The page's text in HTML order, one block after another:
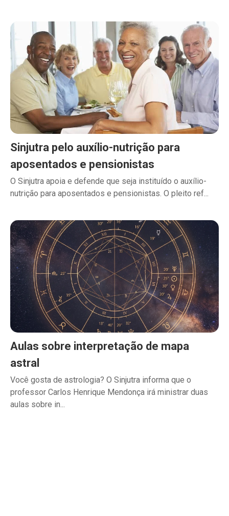
Sinjutra pelo auxílio-nutrição para
aposentados e pensionistas
O Sinjutra apoia e defende que seja instituído o auxílio-
nutrição para aposentados e pensionistas. O pleito ref...
Aulas sobre interpretação de mapa
astral
Você gosta de astrologia? O Sinjutra informa que o
professor Carlos Henrique Mendonça irá ministrar duas
aulas sobre in...